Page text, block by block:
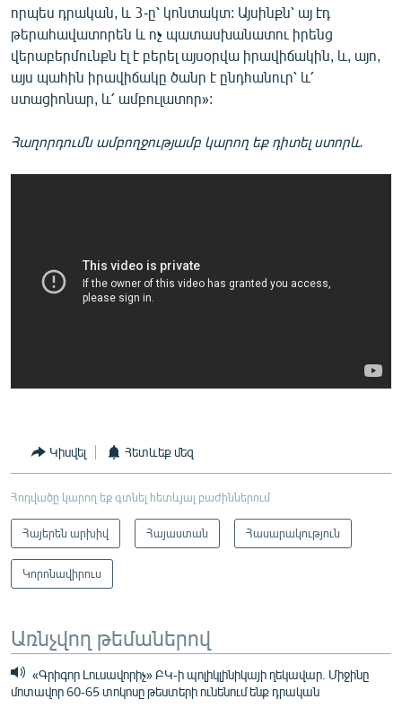
որպես դրական, և 3-ը՝ կոնտակտ: Այսինքն՝ այ էդ
թերահավատորեն և ոչ պատասխանատու իրենց
վերաբերմունքն էլ է բերել այսօրվա իրավիճակին, և, այո,
այս պահին իրավիճակը ծանր է ընդհանուր՝ և՛
ստացիոնար, և՛ ամբուլատոր»:
Հաղորդումն ամբողջությամբ կարող եք դիտել ստորև.
Կիսվել Հետևեք մեզ
Հոդվածը կարող եք գտնել հետևյալ բաժիններում
Հայերեն արխիվ Հայաստան Հասարակություն
Կորոնավիրուս
Առնչվող թեմաներով
«Գրիգոր Լուսավորիչ» ԲԿ-ի պոլիկլինիկայի ղեկավար. Միջինը
մոտավոր 60-65 տոկոսը թեստերի ունենում ենք դրական